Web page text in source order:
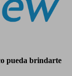
pueda brindarte